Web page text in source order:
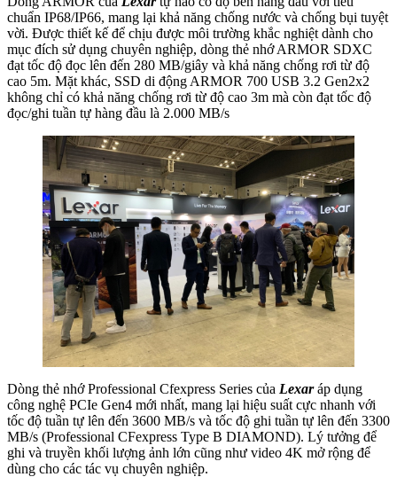
chuẩn IP68/IP66, mang lại khả năng chống nước và chống bụi tuyệt
vời. Được thiết kế để chịu được môi trường khắc nghiệt dành cho
mục đích sử dụng chuyên nghiệp, dòng thẻ nhớ ARMOR SDXC
đạt tốc độ đọc lên đến 280 MB/giây và khả năng chống rơi từ độ
cao 5m. Mặt khác, SSD di động ARMOR 700 USB 3.2 Gen2x2
không chỉ có khả năng chống rơi từ độ cao 3m mà còn đạt tốc độ
đọc/ghi tuần tự hàng đầu là 2.000 MB/s
Dòng thẻ nhớ Professional Cfexpress Series của Lexaráp dụng
công nghệ PCIe Gen4 mới nhất, mang lại hiệu suất cực nhanh với
tốc độ tuần tự lên đến 3600 MB/s và tốc độ ghi tuần tự lên đến 3300
MB/s (Professional CFexpress Type B DIAMOND). Lý tưởng để
ghi và truyền khối lượng ảnh lớn cũng như video 4K mở rộng để
dùng cho các tác vụ chuyên nghiệp.